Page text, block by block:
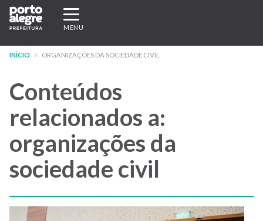
Pular
para
conteúdo
Expandir/recolher
navegação
MENU
INÍCIO ORGANIZAÇÕES DA SOCIEDADE CIVIL
Conteúdos
relacionados a:
organizações da
sociedade civil